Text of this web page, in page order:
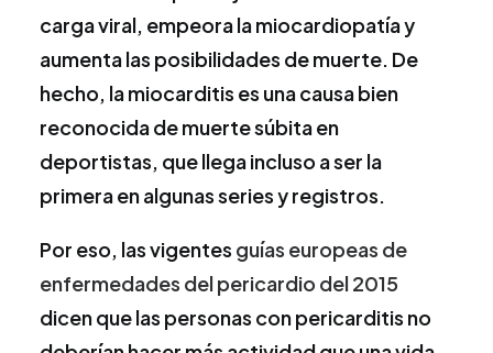
carga viral, empeora la miocardiopatía y
aumenta las posibilidades de muerte. De
hecho, la miocarditis es una causa bien
reconocida de muerte súbita en
deportistas, que llega incluso a ser la
primera en algunas series y registros.
Por eso, las vigentes guías europeas de
enfermedades del pericardio del 2015
dicen que las personas con pericarditis no